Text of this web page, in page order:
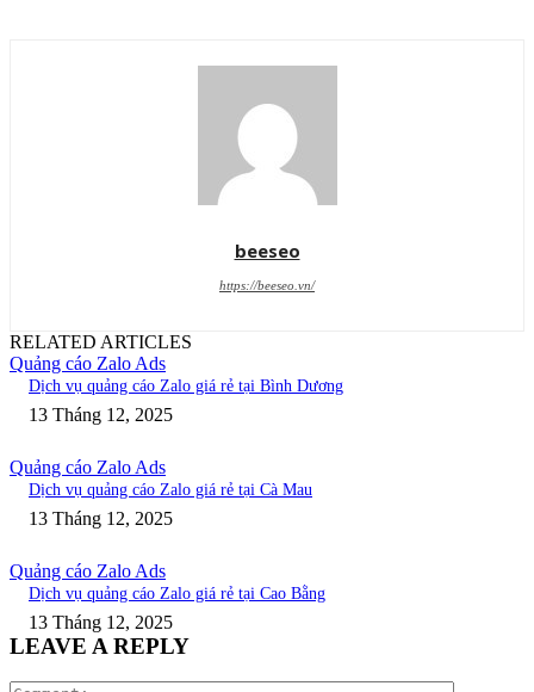
beeseo
https://beeseo.vn/
RELATED ARTICLES
Quảng cáo Zalo Ads
Dịch vụ quảng cáo Zalo giá rẻ tại Bình Dương
13 Tháng 12, 2025
Quảng cáo Zalo Ads
Dịch vụ quảng cáo Zalo giá rẻ tại Cà Mau
13 Tháng 12, 2025
Quảng cáo Zalo Ads
Dịch vụ quảng cáo Zalo giá rẻ tại Cao Bằng
13 Tháng 12, 2025
LEAVE A REPLY